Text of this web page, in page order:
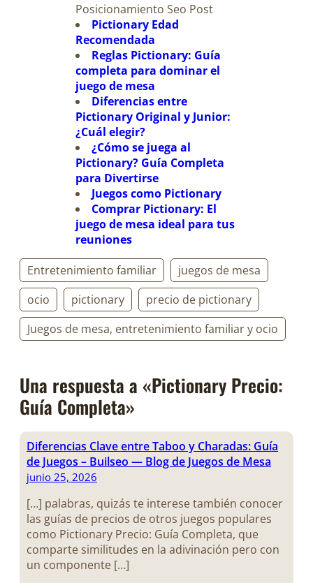
Posicionamiento Seo Post
Pictionary Edad
Recomendada
Reglas Pictionary: Guía
completa para dominar el
juego de mesa
Diferencias entre
Pictionary Original y Junior:
¿Cuál elegir?
¿Cómo se juega al
Pictionary? Guía Completa
para Divertirse
Juegos como Pictionary
Comprar Pictionary: El
juego de mesa ideal para tus
reuniones
Entretenimiento familiar
juegos de mesa
ocio
pictionary
precio de pictionary
Juegos de mesa, entretenimiento familiar y ocio
Una respuesta a «Pictionary Precio:
Guía Completa»
Diferencias Clave entre Taboo y Charadas: Guía
de Juegos – Builseo — Blog de Juegos de Mesa
junio 25, 2026
[…] palabras, quizás te interese también conocer
las guías de precios de otros juegos populares
como Pictionary Precio: Guía Completa, que
comparte similitudes en la adivinación pero con
un componente […]